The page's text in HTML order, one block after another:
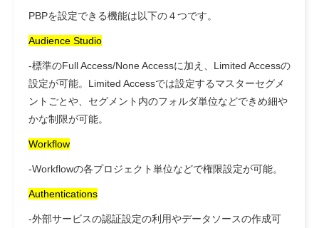
PBPを設定できる機能は以下の４つです。
Audience Studio
-標準のFull Access/None Accessに加え、Limited Accessの
設定が可能。Limited Accessでは設定するマスターセグメ
ントごとや、セグメント内のフォルダ単位などできめ細や
かな制限が可能。
Workflow
-Workflowの各プロジェクト単位などで権限設定が可能。
Authentications
-外部サービスの認証設定の利用やデータソースの作成可